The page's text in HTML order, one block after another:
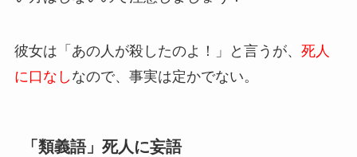
彼女は「あの人が殺したのよ！」と言うが、 死人
に口なし なので、事実は定かでない。
「類義語」死人に妄語